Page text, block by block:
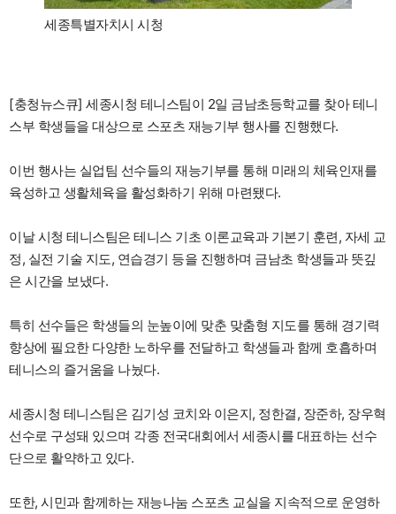
세종특별자치시 시청
[충청뉴스큐] 세종시청 테니스팀이 2일 금남초등학교를 찾아 테니
스부 학생들을 대상으로 스포츠 재능기부 행사를 진행했다.
이번 행사는 실업팀 선수들의 재능기부를 통해 미래의 체육인재를
육성하고 생활체육을 활성화하기 위해 마련됐다.
이날 시청 테니스팀은 테니스 기초 이론교육과 기본기 훈련, 자세 교
정, 실전 기술 지도, 연습경기 등을 진행하며 금남초 학생들과 뜻깊
은 시간을 보냈다.
특히 선수들은 학생들의 눈높이에 맞춘 맞춤형 지도를 통해 경기력
향상에 필요한 다양한 노하우를 전달하고 학생들과 함께 호흡하며
테니스의 즐거움을 나눴다.
세종시청 테니스팀은 김기성 코치와 이은지, 정한결, 장준하, 장우혁
선수로 구성돼 있으며 각종 전국대회에서 세종시를 대표하는 선수
단으로 활약하고 있다.
또한, 시민과 함께하는 재능나눔 스포츠 교실을 지속적으로 운영하